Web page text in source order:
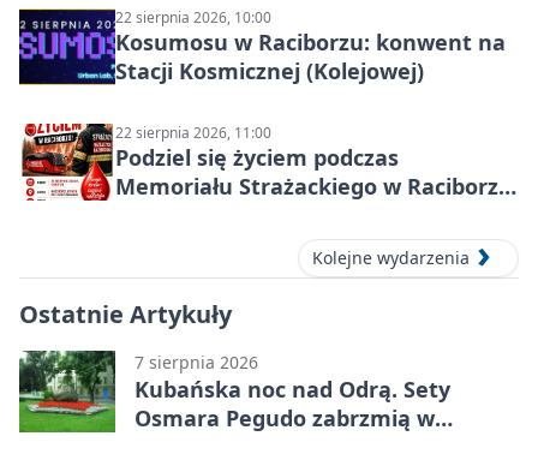
22 sierpnia 2026, 10:00
Kosumosu w Raciborzu: konwent na
Stacji Kosmicznej (Kolejowej)
22 sierpnia 2026, 11:00
Podziel się życiem podczas
Memoriału Strażackiego w Raciborzu
Kolejne wydarzenia
Ostatnie Artykuły
7 sierpnia 2026
Kubańska noc nad Odrą. Sety
Osmara Pegudo zabrzmią w